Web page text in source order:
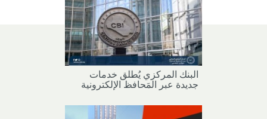
البنك المركزي يُطلق خدمات
جديدة عبر المَحافظ الإلكترونية